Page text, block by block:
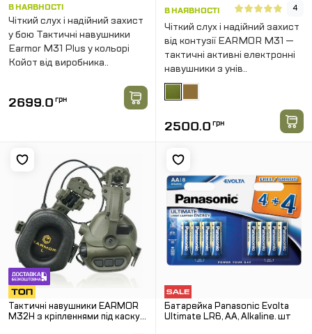
В НАЯВНОСТІ
Чіткий слух і надійний захист
у бою Тактичні навушники
Earmor M31 Plus у кольорі
Койот від виробника..
2699.0 грн
В НАЯВНОСТІ 4
Чіткий слух і надійний захист
від контузії EARMOR M31 —
тактичні активні електронні
навушники з унів..
2500.0 грн
Тактичні навушники EARMOR
M32H з кріпленнями під каску
Батарейка Panasonic Evolta
Ultimate LR6, AA, Alkaline. шт